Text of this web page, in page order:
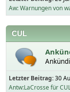
Aw: Warnungen von
CUL
Letzter Beitrag:30
Antw:LaCrosse für